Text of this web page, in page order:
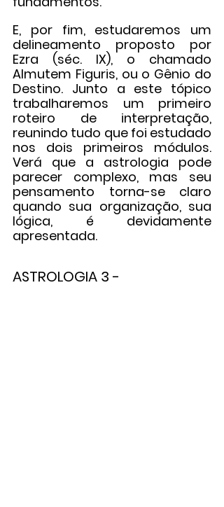
E, por fim, estudaremos um
delineamento proposto por
Ezra (séc. IX), o chamado
Almutem Figuris, ou o Gênio do
Destino. Junto a este tópico
trabalharemos um primeiro
roteiro de interpretação,
reunindo tudo que foi estudado
nos dois primeiros módulos.
Verá que a astrologia pode
parecer complexo, mas seu
pensamento torna-se claro
quando sua organização, sua
lógica, é devidamente
apresentada.
ASTROLOGIA 3 -